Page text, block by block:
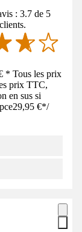
: 3.7 de 5
* Tous les prix
prix TTC,
en sus si
29,95 €*/